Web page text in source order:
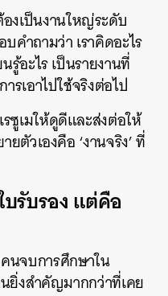
งเป็นงานใหญ่ระดับ
คำถามว่า เราคิดอะไร
รู้อะไร เป็นรายงานที่
รเอาไปใช้จริงต่อไป
ซูเมให้ดูดีและส่งต่อให้
ตัวเองคือ ‘งานจริง’ ที่
บรับรอง แต่คือ
จบการศึกษาใน
ยิ่งสำคัญมากกว่าที่เคย